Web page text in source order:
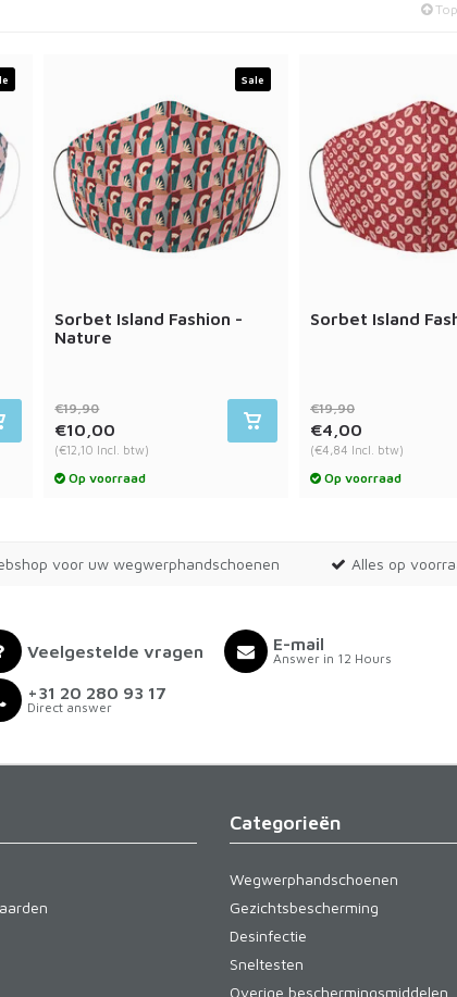
Top
Sale
Sorbet Island Fashion -
Nature
€19,90
€10,00
(€12,10 Incl. btw)
Op voorraad
Sorbet Island
€19,90
€4,00
(€4,84 Incl. btw)
Op voorraad
voor uw wegwerphandschoenen Alles op
Veelgestelde vragen
+31 20 280 93 17
Direct answer
E-mail
Answer in 12 Hours
Categorieën
Wegwerphandschoenen
Gezichtsbescherming
Desinfectie
Sneltesten
Overige beschermingsmiddelen